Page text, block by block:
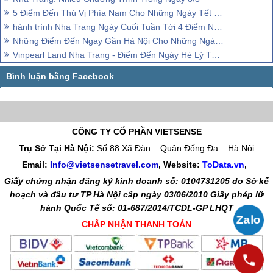
5 Điểm Đến Thú Vị Phía Nam Cho Những Ngày Tết Dương Lịch
hành trình Nha Trang Ngày Cuối Tuần Tới 4 Điểm Nghỉ Dưỡng Lý Tưởng
Những Điểm Đến Ngay Gần Hà Nội Cho Những Ngày Cuối Tuần
Vinpearl Land Nha Trang - Điểm Đến Ngày Hè Lý Tưởng Cho Mọi Gia Đình
CÔNG TY CỔ PHẦN VIETSENSE
Trụ Sở Tại Hà Nội: Số 88 Xã Đàn – Quận Đống Đa – Hà Nội
Email: Info@vietsensetravel.com, Website: ToData.vn,
Giấy chứng nhận đăng ký kinh doanh số: 0104731205 do Sở kế
hoạch và đầu tư TP Hà Nội cấp ngày 03/06/2010 Giấy phép lữ
hành Quốc Tế số: 01-687/2014/TCDL-GP LHQT
CHẤP NHẬN THANH TOÁN